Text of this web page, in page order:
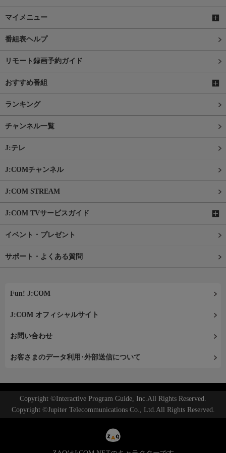
マイメニュー
番組表ヘルプ
リモート録画予約ガイド
おすすめ番組
ランキング
チャンネル一覧
J:テレ
J:COMチャンネル
J:COM STREAM
J:COM TVサービスガイド
イベント・プレゼント
サポート・よくある質問
Fun! J:COM
J:COM オフィシャルサイト
お問い合わせ
お客さまのデータ利用･外部送信について
Copyright ©Interactive Program Guide, Inc.All Rights Reserved.
Copyright ©Jupiter Telecommunications Co., Ltd.All Rights Reserved.